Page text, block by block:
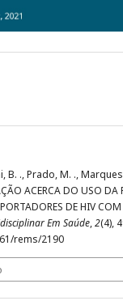
B. ., Prado, M. .,
ACERCA DO USO DA
DE HIV
Em Saúde,2(4),
rems/2190